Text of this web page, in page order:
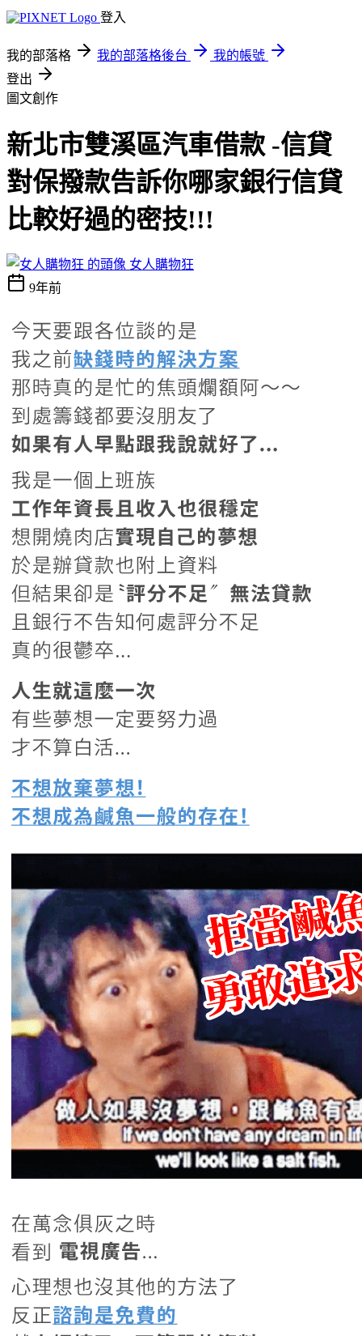
登入
我的部落格 我的部落格後台
我的帳號
登出
圖文創作
新北市雙溪區汽車借款 -信貸
對保撥款告訴你哪家銀行信貸
比較好過的密技!!!
女人購物狂
9年前